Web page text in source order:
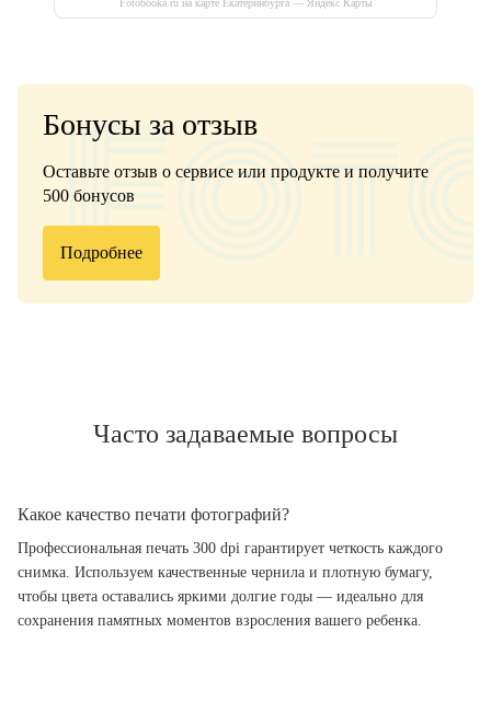
Fotobooka.ru на карте Екатеринбурга — Яндекс Карты
Бонусы за отзыв
Оставьте отзыв о сервисе или продукте и получите
500 бонусов
Подробнее
Часто задаваемые вопросы
Какое качество печати фотографий?
Профессиональная печать 300 dpi гарантирует четкость каждого
снимка. Используем качественные чернила и плотную бумагу,
чтобы цвета оставались яркими долгие годы — идеально для
сохранения памятных моментов взросления вашего ребенка.